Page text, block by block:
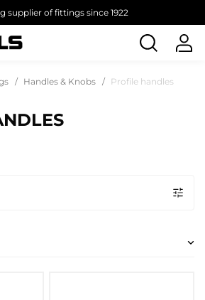
supplier of fittings since 1922
Handles & Knobs Profile handles